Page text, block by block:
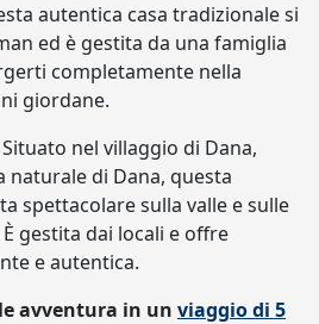
autentica casa tradizionale si
ed è gestita da una famiglia
completamente nella
giordane.
Situato nel villaggio di Dana,
di Dana, questa
spettacolare sulla valle e sulle
gestita dai locali e offre
e autentica.
avventura in un viaggio di 5